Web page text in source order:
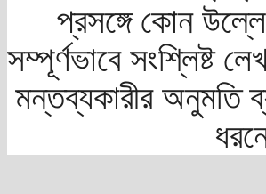
প্রসঙ্গে কোন
সম্পূর্ণভাবে সংশ্লিষ্ট
মন্তব্যকারীর অনুমতি